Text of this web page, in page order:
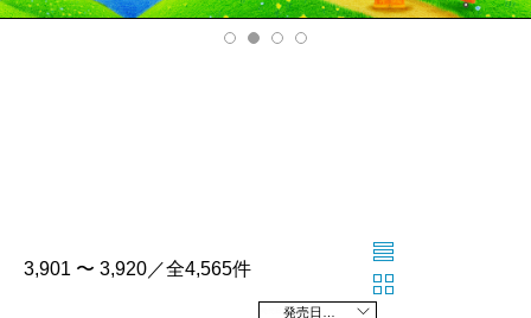
v
xt
3,901 〜 3,920／全4,565件